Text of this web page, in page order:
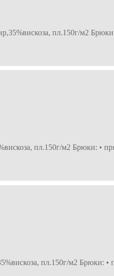
пл.150г/м2
пл.150г/м2 Брюки: •
пл.150г/м2 Брюки: